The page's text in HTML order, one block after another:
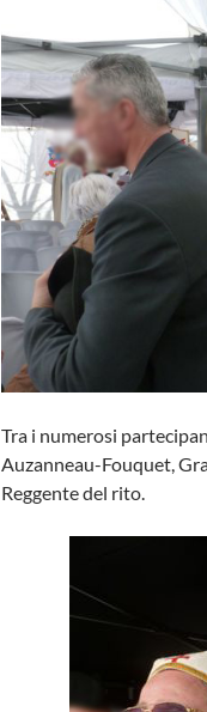
Tra i numerosi
Auzanneau-Fouquet,
Reggente del rito.